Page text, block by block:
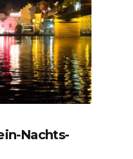
Nachts-